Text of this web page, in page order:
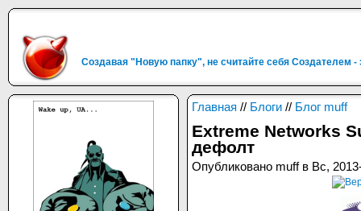
Создавая "Новую папку", не считайте себя Создателем
Главная // Блоги // Блог muff
Extreme Networks
дефолт
Опубликовано muff в Вс,